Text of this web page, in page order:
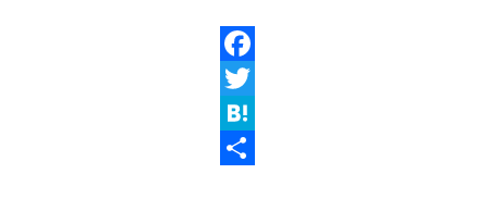
Facebook
Twitter
Hatena